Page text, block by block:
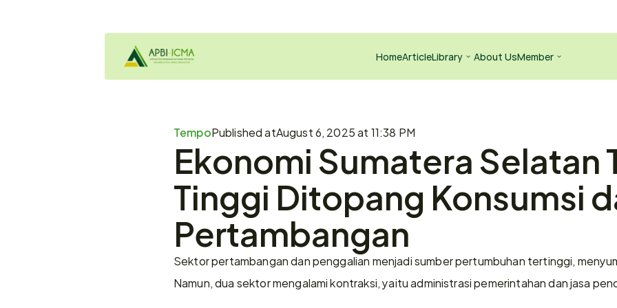
HomeArticleLibrary About UsMember
TempoPublished atAugust 6, 2025 at 11:38 PM
Ekonomi Sumatera Selatan
Tinggi Ditopang Konsumsi
Pertambangan
Sektor pertambangan dan penggalian menjadi sumber pertumbuhan tertinggi,
Namun, dua sektor mengalami kontraksi, yaitu administrasi pemerintahan dan jasa